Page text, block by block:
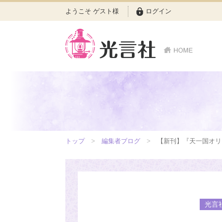
ようこそ ゲスト様 ログイン
トップ 編集者ブログ 【新刊】『天一国オ
光言